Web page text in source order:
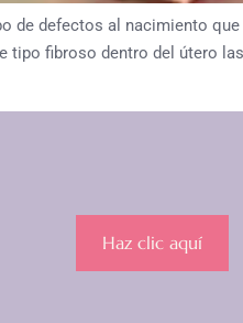
de defectos al nacimiento
tipo fibroso dentro del útero
Haz clic aquí